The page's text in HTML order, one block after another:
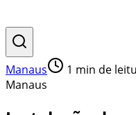
Manaus 1 min de
Manaus